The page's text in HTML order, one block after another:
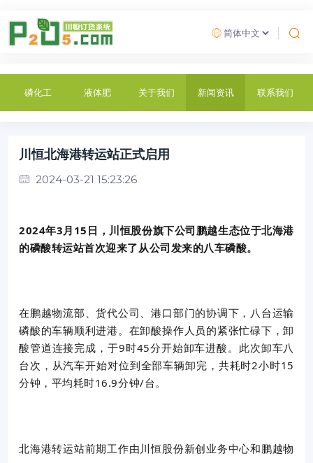
磷化工 液体肥 关于我们 新闻资讯 联系我们
川恒北海港转运站正式启用
2024-03-21 15:23:26
2024年3月15日，川恒股份旗下公司鹏越生态位于北海港
的磷酸转运站首次迎来了从公司发来的八车磷酸。
在鹏越物流部、货代公司、港口部门的协调下，八台运输
磷酸的车辆顺利进港。在卸酸操作人员的紧张忙碌下，卸
酸管道连接完成，于9时45分开始卸车进酸。此次卸车八
台次，从汽车开始对位到全部车辆卸完，共耗时2小时15
分钟，平均耗时16.9分钟/台。
北海港转运站前期工作由川恒股份新创业务中心和鹏越物